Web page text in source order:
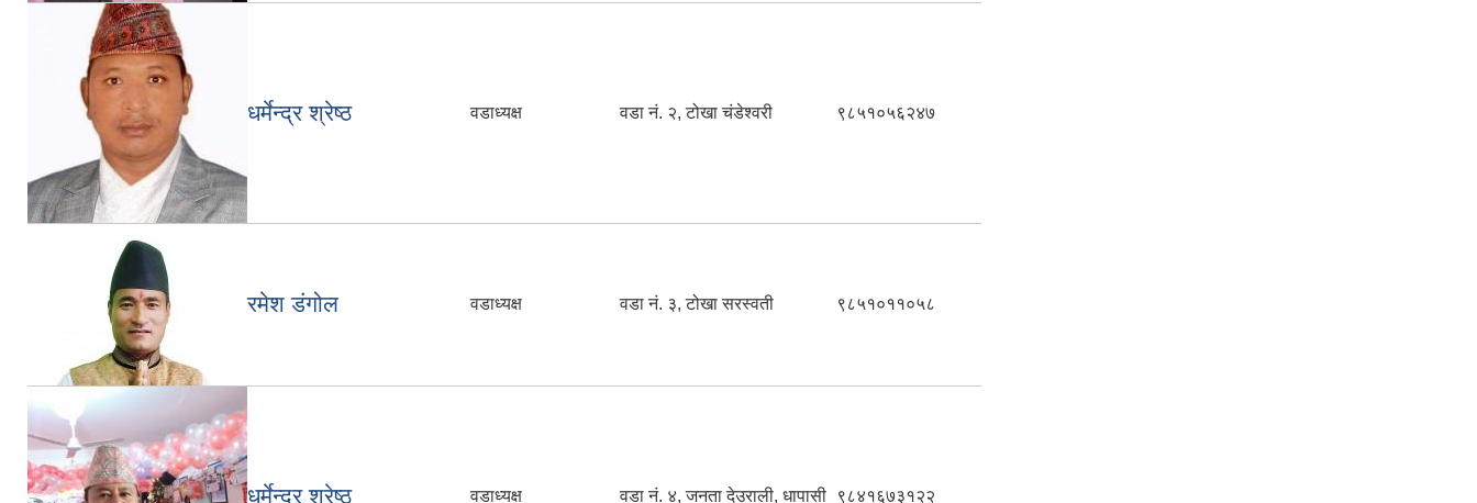
धर्मेन्द्र श्रेष्ठ वडाध्यक्ष वडा नं. २, टोखा चंडेश्वरी ९८५१०५६२४७
रमेश डंगोल वडाध्यक्ष वडा नं. ३, टोखा सरस्वती ९८५१०११०५८
धर्मेन्‍द्र श्रेष्‍ठ वडाध्यक्ष वडा नं. ४, जनता देउराली, धापासी ९८४१६७३१२२